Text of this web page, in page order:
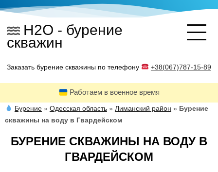
content H2O - бурение
скважин
Заказать бурение скважины по телефону +38(067)787-15-89
Работаем в военное время
Бурение» Одесская область» Лиманский район » Бурение
скважины на воду в Гвардейском
БУРЕНИЕ СКВАЖИНЫ НА ВОДУ В
ГВАРДЕЙСКОМ